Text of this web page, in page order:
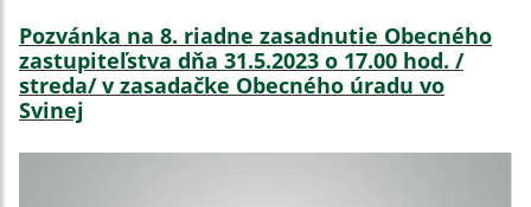
Pozvánka na 8. riadne zasadnutie Obecného
zastupiteľstva dňa 31.5.2023 o 17.00 hod. /
streda/ v zasadačke Obecného úradu vo
Svinej